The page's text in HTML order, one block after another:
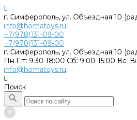
г. Симферополь, ул. Объездная 10
info@homatoys.ru
+7(978)131-09-00
+7(978)131-09-00
г. Симферополь, ул. Объездная 10
Пн-Пт: 9:30-18:00 Cб: 9:00-15:00 Вс:
info@homatoys.ru
Поиск